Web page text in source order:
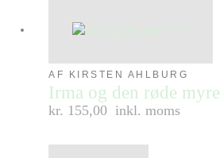
AF KIRSTEN AHLBURG
Irma og den røde myre
kr. 155,00 inkl. moms